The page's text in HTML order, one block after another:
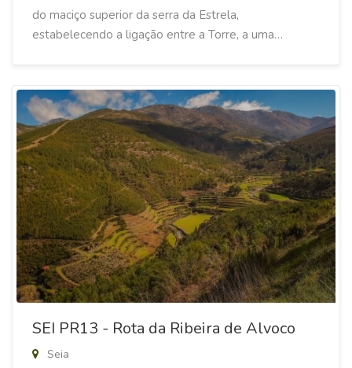
do maciço superior da serra da Estrela,
estabelecendo a ligação entre a Torre, a uma…
SEI PR13 - Rota da Ribeira de Alvoco
Seia